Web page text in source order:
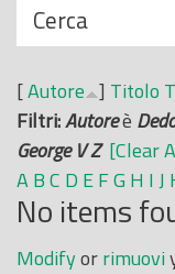
N
a
s
c
o
n
d
i
Cerca
[Autore ] Titolo
Filtri:Autoreè
George V Z [Clear
ABC D EFG H IJ
No items
Modifyorrimuovi